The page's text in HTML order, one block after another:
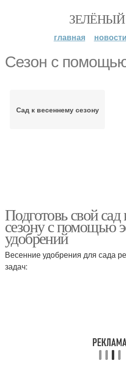
главная новости
Сезон с
Сад к весеннему сезону
Подготовь свой
сезону с помощью
удобрений
Весенние удобрения для сада
задач: